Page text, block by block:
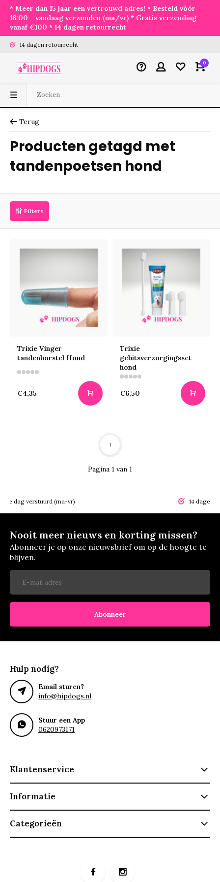
* Meer dan 15 jaar een vertrouwd adres! * Besteld vóór
16:00 = vandaag verzonden (ma/vr) * Gratis verzending
vanaf €100 * 14 dagen retourrecht
14 dagen retourrecht
0
Terug
Producten getagd met
tandenpoetsen hond
Filters
Trixie Vinger
tandenborstel Hond
€4,35
Trixie
gebitsverzorgingsset
hond
€6,50
Pagina 1 van 1
1
dag verstuurd (ma-vr) 14 dagen
Nooit meer nieuws en korting missen?
Abonneer je op onze nieuwsbrief om op de hoogte te
blijven.
Abonneer
Hulp nodig?
Email sturen?
info@hipdogs.nl
Stuur een App
0620973171
Klantenservice
Informatie
Categorieën